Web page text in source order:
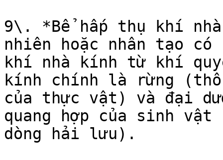
9\. *Bể hấp thụ khí
nhiên hoặc nhân tạo
khí nhà kính từ khí
kính chính là rừng
của thực vật) và đại
quang hợp của sinh
dòng hải lưu).